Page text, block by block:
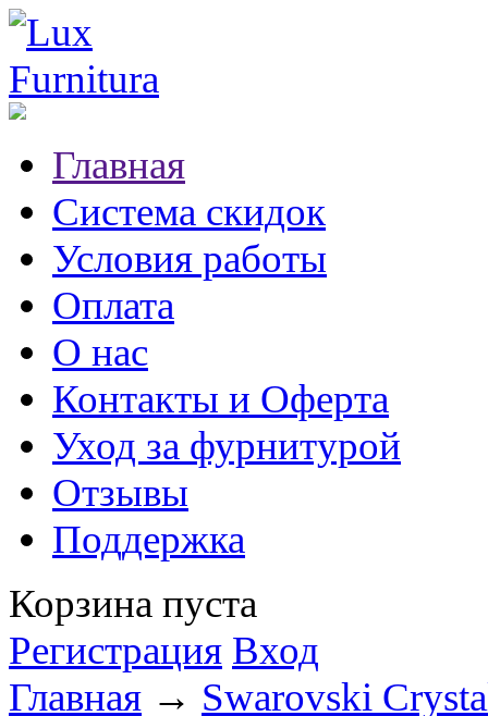
Главная
Система скидок
Условия работы
Оплата
О нас
Контакты и Оферта
Уход за фурнитурой
Отзывы
Поддержка
Корзина пуста
Регистрация Вход
Главная → Swarovski